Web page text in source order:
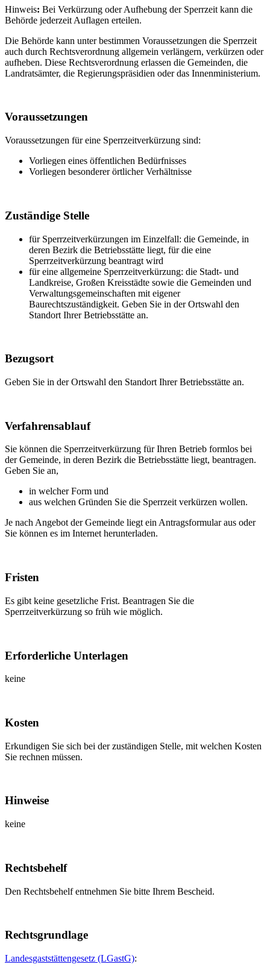
Hinweis: Bei Verkürzung oder Aufhebung der Sperrzeit kann die
Behörde jederzeit Auflagen erteilen.
Die Behörde kann unter bestimmen Voraussetzungen die Sperrzeit
auch durch Rechtsverordnung allgemein verlängern, verkürzen oder
aufheben. Diese Rechtsverordnung erlassen die Gemeinden, die
Landratsämter, die Regierungspräsidien oder das Innenministerium.
Voraussetzungen
Voraussetzungen für eine Sperrzeitverkürzung sind:
Vorliegen eines öffentlichen Bedürfnisses
Vorliegen besonderer örtlicher Verhältnisse
Zuständige Stelle
für Sperrzeitverkürzungen im Einzelfall: die Gemeinde, in
deren Bezirk die Betriebsstätte liegt, für die eine
Sperrzeitverkürzung beantragt wird
für eine allgemeine Sperrzeitverkürzung: die Stadt- und
Landkreise, Großen Kreisstädte sowie die Gemeinden und
Verwaltungsgemeinschaften mit eigener
Baurechtszuständigkeit. Geben Sie in der Ortswahl den
Standort Ihrer Betriebsstätte an.
Bezugsort
Geben Sie in der Ortswahl den Standort Ihrer Betriebsstätte an.
Verfahrensablauf
Sie können die Sperrzeitverkürzung für Ihren Betrieb formlos bei
der Gemeinde, in deren Bezirk die Betriebsstätte liegt, beantragen.
Geben Sie an,
in welcher Form und
aus welchen Gründen Sie die Sperrzeit verkürzen wollen.
Je nach Angebot der Gemeinde liegt ein Antragsformular aus oder
Sie können es im Internet herunterladen.
Fristen
Es gibt keine gesetzliche Frist. Beantragen Sie die
Sperrzeitverkürzung so früh wie möglich.
Erforderliche Unterlagen
keine
Kosten
Erkundigen Sie sich bei der zuständigen Stelle, mit welchen Kosten
Sie rechnen müssen.
Hinweise
keine
Rechtsbehelf
Den Rechtsbehelf entnehmen Sie bitte Ihrem Bescheid.
Rechtsgrundlage
Landesgaststättengesetz (LGastG):